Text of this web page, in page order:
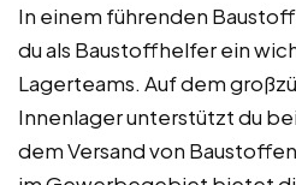
In einem führenden
du als Baustoffhelfer ein
Lagerteams. Auf dem
Innenlager unterstützt du
dem Versand von